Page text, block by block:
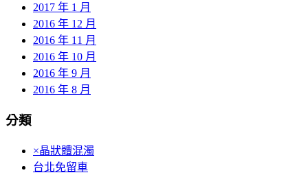
2017 年 1 月
2016 年 12 月
2016 年 11 月
2016 年 10 月
2016 年 9 月
2016 年 8 月
分類
×晶狀體混濁
台北免留車